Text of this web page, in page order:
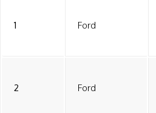
1 Ford
2 Ford